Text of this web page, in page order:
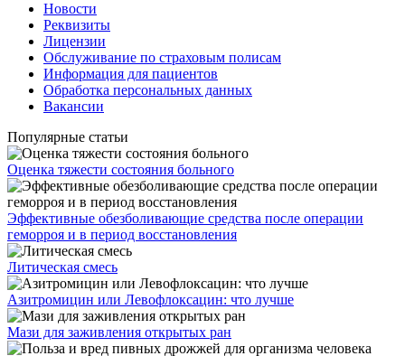
Новости
Реквизиты
Лицензии
Обслуживание по страховым полисам
Информация для пациентов
Обработка персональных данных
Вакансии
Популярные статьи
Оценка тяжести состояния больного
Эффективные обезболивающие средства после операции
геморроя и в период восстановления
Литическая смесь
Азитромицин или Левофлоксацин: что лучше
Мази для заживления открытых ран